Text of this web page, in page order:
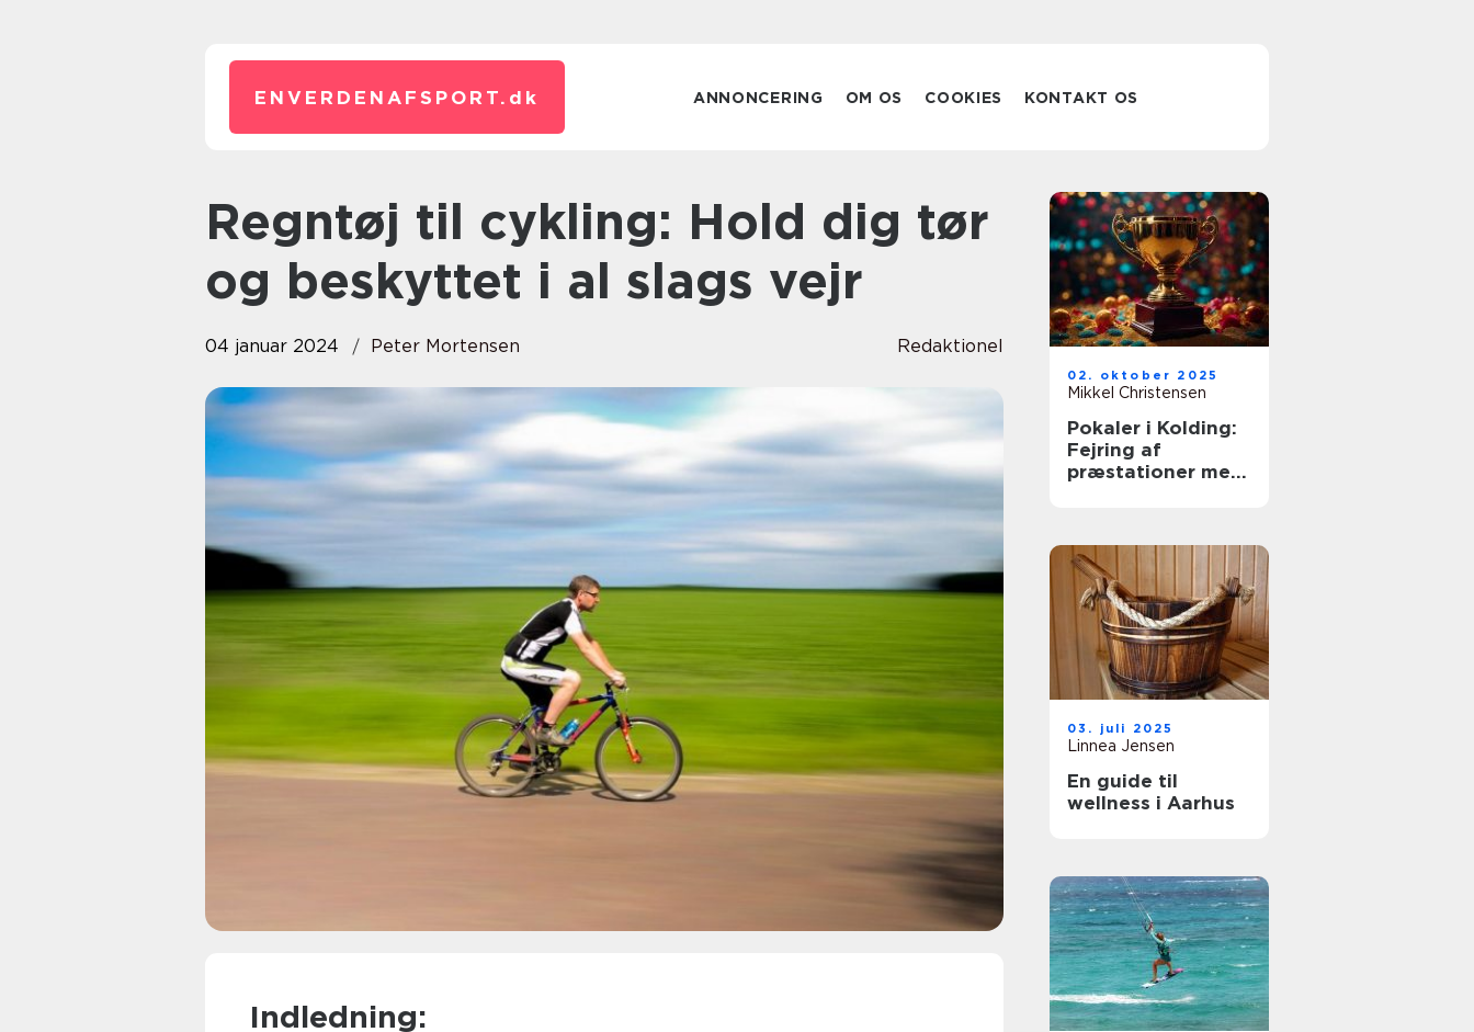
ENVERDENAFSPORT. dk ANNONCERING OM OS COOKIES KONTAKT OS
Regntøj til cykling: Hold dig tør
og beskyttet i al slags vejr
04 januar 2024 Peter Mortensen Redaktionel
Indledning:
02. oktober 2025
Mikkel Christensen
Pokaler i Kolding:
Fejring af
præstationer med
03. juli 2025
Linnea Jensen
En guide til
wellness i Aarhus